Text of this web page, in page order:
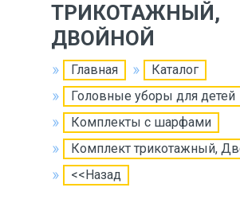
ТРИКОТАЖНЫЙ,
ДВОЙНОЙ
Главная
Каталог
Головные уборы для детей
Комплекты с шарфами
Комплект трикотажный,
<<Назад